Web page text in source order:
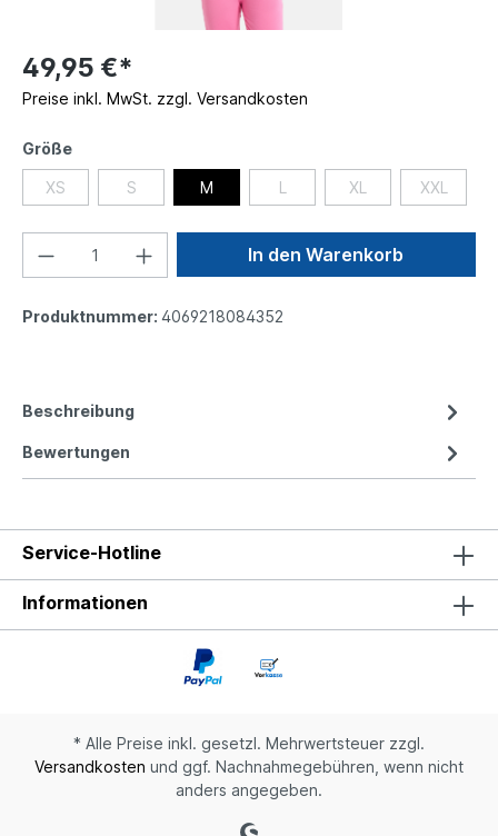
49,95 €*
Preise inkl. MwSt. zzgl. Versandkosten
Größe
XS S M L XL XXL
In den Warenkorb
Produktnummer: 4069218084352
Beschreibung
Bewertungen
Service-Hotline
Informationen
* Alle Preise inkl. gesetzl. Mehrwertsteuer zzgl.
Versandkosten und ggf. Nachnahmegebühren, wenn nicht
anders angegeben.